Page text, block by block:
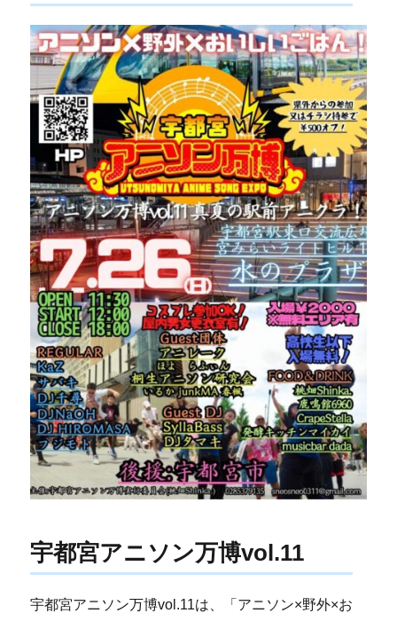
宇都宮アニソン万博vol.11
宇都宮アニソン万博vol.11は、「アニソン×野外×お